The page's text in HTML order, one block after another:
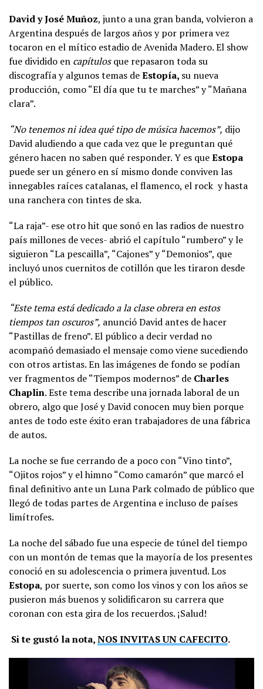
David y José Muñoz, junto a una gran banda, volvieron a
Argentina después de largos años y por primera vez
tocaron en el mítico estadio de Avenida Madero. El show
fue dividido en capítulosque repasaron toda su
discografía y algunos temas deEstopía, su nueva
producción, como “El día que tu te marches” y “Mañana
clara”.
“No tenemos ni idea qué tipo de música hacemos”, dijo
David aludiendo a que cada vez que le preguntan qué
género hacen no saben qué responder. Y es queEstopa
puede ser un género en sí mismo donde conviven las
innegables raíces catalanas, el flamenco, el rock y hasta
una ranchera con tintes de ska.
“La raja”- ese otro hit que sonó en las radios de nuestro
país millones de veces- abrió el capítulo “rumbero” y le
siguieron “La pescailla”, “Cajones” y “Demonios”, que
incluyó unos cuernitos de cotillón que les tiraron desde
el público.
“Este tema está dedicado a la clase obrera en estos
tiempos tan oscuros”, anunció David antes de hacer
“Pastillas de freno”. El público a decir verdad no
acompañó demasiado el mensaje como viene sucediendo
con otros artistas. En las imágenes de fondo se podían
ver fragmentos de “Tiempos modernos” de Charles
Chaplin. Este tema describe una jornada laboral de un
obrero, algo que José y David conocen muy bien porque
antes de todo este éxito eran trabajadores de una fábrica
de autos.
La noche se fue cerrando de a poco con “Vino tinto”,
“Ojitos rojos” y el himno “Como camarón” que marcó el
final definitivo ante un Luna Park colmado de público que
llegó de todas partes de Argentina e incluso de países
limítrofes.
La noche del sábado fue una especie de túnel del tiempo
con un montón de temas que la mayoría de los presentes
conoció en su adolescencia o primera juventud. Los
Estopa, por suerte, son como los vinos y con los años se
pusieron más buenos y solidificaron su carrera que
coronan con esta gira de los recuerdos. ¡Salud!
Si te gustó la nota,NOS INVITAS UN CAFECITO.